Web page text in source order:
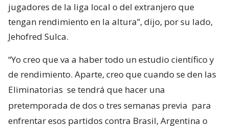
jugadores de la liga local o del extranjero que
tengan rendimiento en la altura”, dijo, por su lado,
Jehofred Sulca.
“Yo creo que va a haber todo un estudio científico y
de rendimiento. Aparte, creo que cuando se den las
Eliminatorias se tendrá que hacer una
pretemporada de dos o tres semanas previa para
enfrentar esos partidos contra Brasil, Argentina o